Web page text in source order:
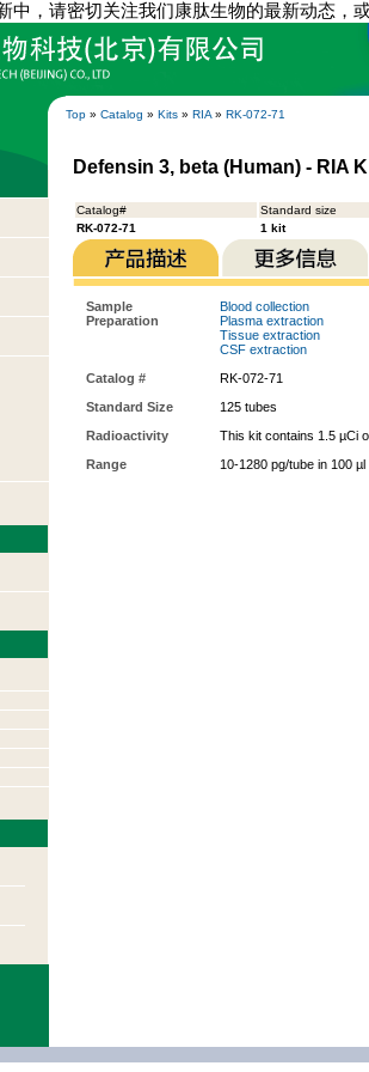
中，请密切关注我们康肽生物的最新动态，
Top » Catalog » Kits » RIA » RK-072-71
Defensin 3, beta (Human) - RIA
Catalog#
Standard size
RK-072-71
1 kit
Sample
Preparation
Blood collection
Plasma extraction
Tissue extraction
CSF extraction
Catalog #
RK-072-71
Standard Size
125 tubes
Radioactivity
This kit contains 1.5 µCi
Range
10-1280 pg/tube in 100